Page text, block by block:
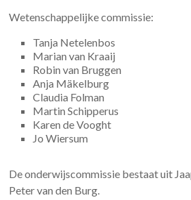
Wetenschappelijke commissie:
Tanja Netelenbos
Marian van Kraaij
Robin van Bruggen
Anja Mäkelburg
Claudia Folman
Martin Schipperus
Karen de Vooght
Jo Wiersum
De onderwijscommissie bestaat uit
Peter van den Burg.